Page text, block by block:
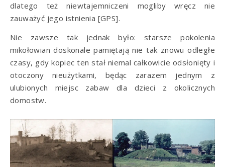
dlatego też niewtajemniczeni mogliby wręcz nie
zauważyć jego istnienia [GPS].
Nie zawsze tak jednak było: starsze pokolenia
mikołowian doskonale pamiętają nie tak znowu odległe
czasy, gdy kopiec ten stał niemal całkowicie odsłonięty i
otoczony nieużytkami, będąc zarazem jednym z
ulubionych miejsc zabaw dla dzieci z okolicznych
domostw.